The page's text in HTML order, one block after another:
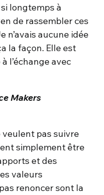
longtemps à
de rassembler ces
n’avais aucune idée
la façon. Elle est
l’échange avec
Makers
veulent pas suivre
simplement être
et des
valeurs
renoncer sont la